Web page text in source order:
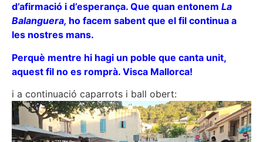
d’afirmació i d’esperança. Que quan entonem La
Balanguera, ho facem sabent que el fil continua a
les nostres mans.
Perquè mentre hi hagi un poble que canta unit,
aquest fil no es romprà. Visca Mallorca!
i a continuació caparrots i ball obert: